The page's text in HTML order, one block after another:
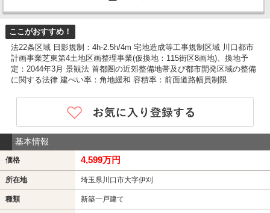
ここがおすすめ！
法22条区域 日影規制：4h-2.5h/4m 宅地造成等工事規制区域 川口都市
計画事業芝東第4土地区画整理事業(仮換地：115街区8画地)、換地予
定：2044年3月 景観法 首都圏の近郊整備地帯及び都市開発区域の整備
に関する法律 建ぺい率：角地緩和 容積率：前面道路幅員制限
基本情報
価格 4,599万円
所在地 埼玉県川口市大字伊刈
種類 新築一戸建て